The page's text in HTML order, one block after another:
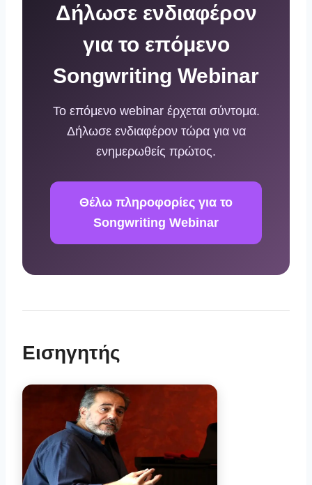
Δήλωσε ενδιαφέρον
για το επόμενο
Songwriting Webinar
Το επόμενο webinar έρχεται σύντομα.
Δήλωσε ενδιαφέρον τώρα για να
ενημερωθείς πρώτος.
Θέλω πληροφορίες για το
Songwriting Webinar
Εισηγητής